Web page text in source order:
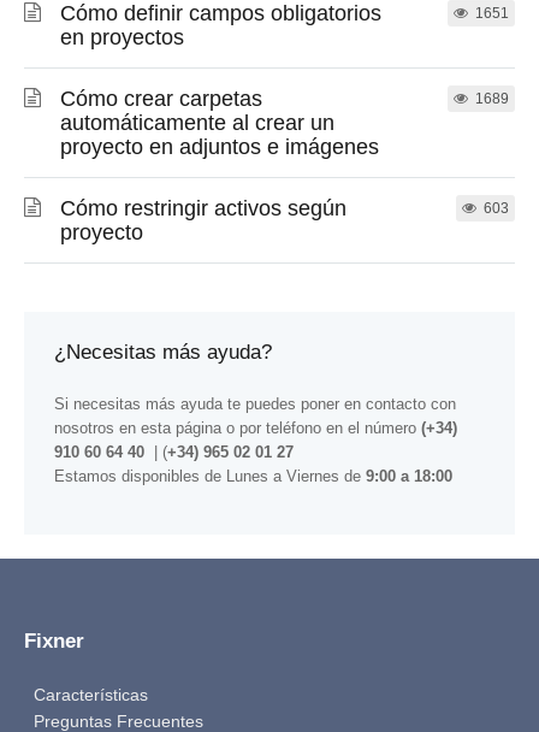
Cómo definir campos obligatorios
en proyectos
1651
Cómo crear carpetas
automáticamente al crear un
proyecto en adjuntos e imágenes
1689
Cómo restringir activos según
proyecto
603
¿Necesitas más ayuda?
Si necesitas más ayuda te puedes poner en contacto con
nosotros en esta páginao por teléfono en el número (+34)
910 60 64 40
| (+34) 965 02 01 27
Estamos disponibles de Lunes a Viernes de 9:00 a 18:00
Fixner
Características
Preguntas Frecuentes